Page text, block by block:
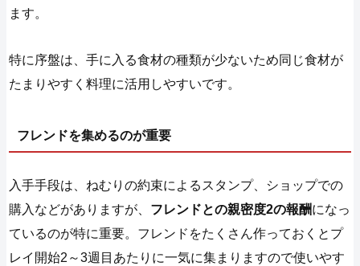
ます。
特に序盤は、手に入る食材の種類が少ないため同じ食材が
たまりやすく料理に活用しやすいです。
フレンドを集めるのが重要
入手手段は、ねむりの約束によるスタンプ、ショップでの
購入などがありますが、 フレンドとの親密度2の報酬になっ
ているのが特に重要。フレンドをたくさん作っておくとプ
レイ開始2～3週目あたりに一気に集まりますので使いやす